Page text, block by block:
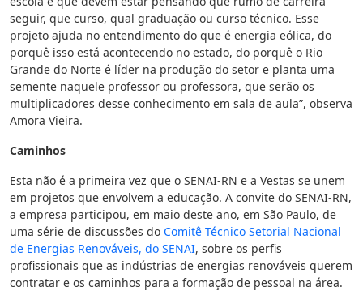
seguir, que curso, qual graduação ou curso técnico. Esse
projeto ajuda no entendimento do que é energia eólica, do
porquê isso está acontecendo no estado, do porquê o Rio
Grande do Norte é líder na produção do setor e planta uma
semente naquele professor ou professora, que serão os
multiplicadores desse conhecimento em sala de aula”, observa
Amora Vieira.
Caminhos
Esta não é a primeira vez que o SENAI-RN e a Vestas se unem
em projetos que envolvem a educação. A convite do SENAI-RN,
a empresa participou, em maio deste ano, em São Paulo, de
uma série de discussões do Comitê Técnico Setorial Nacional
de Energias Renováveis, do SENAI, sobre os perfis
profissionais que as indústrias de energias renováveis querem
contratar e os caminhos para a formação de pessoal na área.